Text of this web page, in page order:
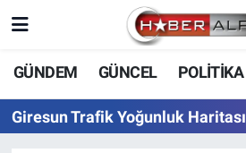
GÜNDEM GÜNCEL POLİTİKA
Giresun Trafik Yoğunluk Haritası
Nöbetçi Eczaneler
Hava Durumu